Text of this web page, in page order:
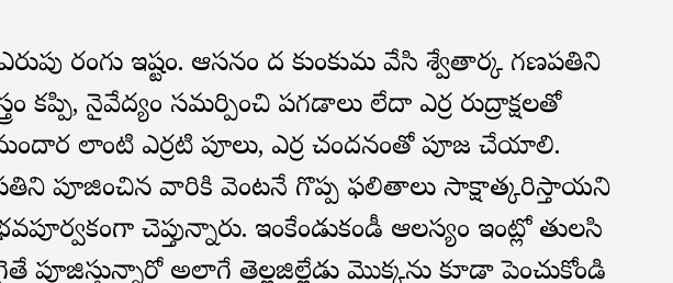
రంగు ఇష్టం. ఆసనం మీద కుంకుమ వేసి శ్వేతార్క గణపతిని
కప్పి, నైవేద్యం సమర్పించి పగడాలు లేదా ఎర్ర రుద్రాక్షలతో
లాంటి ఎర్రటి పూలు, ఎర్ర చందనంతో పూజ చేయాలి.
పూజించిన వారికి వెంటనే గొప్ప ఫలితాలు సాక్షాత్కరిస్తాయని
చెప్తున్నారు. ఇంకేండుకండీ ఆలస్యం ఇంట్లో తులసి
పూజిస్తున్నారో అలాగే తెల్లజిల్లేడు మొక్కను కూడా పెంచుకోండి